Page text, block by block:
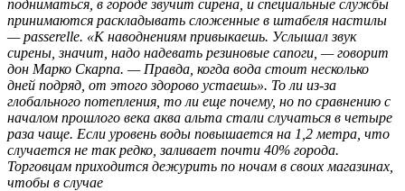
подниматься, в городе звучит сирена, и специальные службы
принимаются раскладывать сложенные в штабеля настилы
— passerelle. «К наводнениям привыкаешь. Услышал звук
сирены, значит, надо надевать резиновые сапоги, — говорит
дон Марко Скарпа. — Правда, когда вода стоит несколько
дней подряд, от этого здорово устаешь». То ли из-за
глобального потепления, то ли еще почему, но по сравнению с
началом прошлого века аква альта стали случаться в четыре
раза чаще. Если уровень воды повышается на 1,2 метра, что
случается не так редко, заливает почти 40% города.
Торговцам приходится дежурить по ночам в своих магазинах,
чтобы в случае